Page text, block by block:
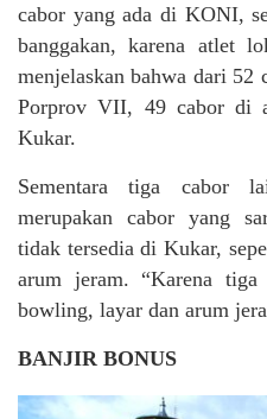
cabor yang ada di KONI,
banggakan, karena atlet
menjelaskan bahwa dari 52
Porprov VII, 49 cabor di
Kukar.
Sementara tiga cabor
merupakan cabor yang
tidak tersedia di Kukar,
arum jeram. “Karena
bowling, layar dan arum
BANJIR BONUS